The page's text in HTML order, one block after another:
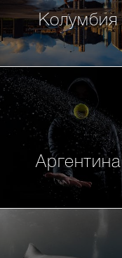
Колумбия
Аргентина